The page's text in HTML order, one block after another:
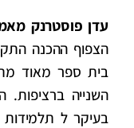
עדן פוסטרנק
הצפוף ההכנה
בית ספר מאוד
השנייה ברציפות.
בעיקר ל תלמידות